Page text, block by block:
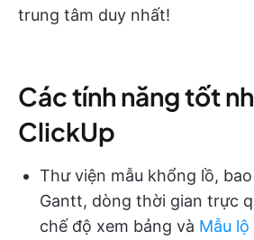
trung tâm duy nhất!
Các tính năng tốt
ClickUp
Thư viện mẫu khổng lồ,
Gantt, dòng thời gian trực
chế độ xem bảng và Mẫu